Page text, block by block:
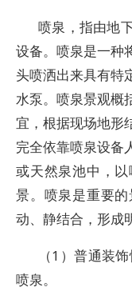
喷泉，指由地
设备。喷泉是一种
头喷洒出来具有特
水泵。喷泉景观概
宜，根据现场地形
完全依靠喷泉设备
或天然泉池中，
景。喷泉是重要
动、静结合，形成
（1）普通装
喷泉。